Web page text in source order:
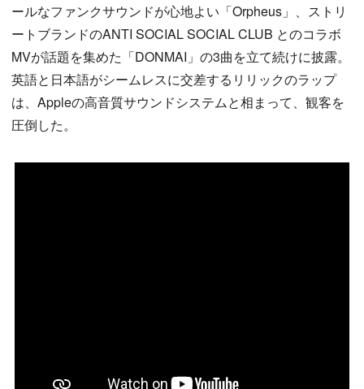
ールなファンクサウンドが心地よい「Orpheus」、ストリ
ートブランドのANTI SOCIAL SOCIAL CLUB とのコラボ
MVが話題を集めた「DONMAI」の3曲を立て続けに披露。
英語と日本語がシームレスに交差するリリックのラップ
は、Appleの高音質サウンドシステムと相まって、観客を
圧倒した。